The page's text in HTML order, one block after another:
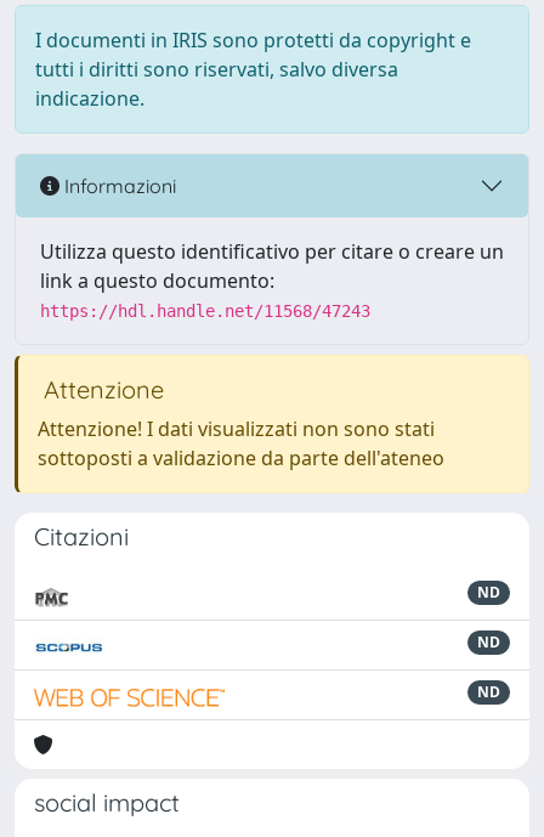
I documenti in IRIS sono protetti da copyright e
tutti i diritti sono riservati, salvo diversa
indicazione.
Informazioni
Utilizza questo identificativo per citare o creare un
link a questo documento:
https://hdl.handle.net/11568/47243
Attenzione
Attenzione! I dati visualizzati non sono stati
sottoposti a validazione da parte dell'ateneo
Citazioni
ND
ND
ND
social impact